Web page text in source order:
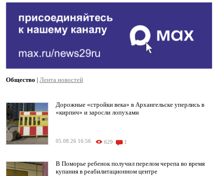
Общество | Лента новостей
Дорожные «стройки века» в Архангельске уперлись в
«кирпич» и заросли лопухами
05.08.26 16:56 629 1
В Поморье ребенок получил перелом черепа во время
купания в реабилитационном центре